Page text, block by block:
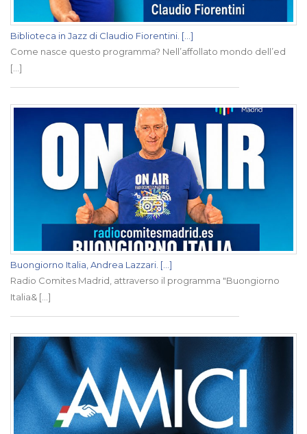
Biblioteca in Jazz di Claudio Fiorentini. [...]
Come nasce questo programma? Nell’affollato mondo dell’ed
[...]
Buongiorno Italia, Andrea Lazzari. [...]
Radio Comites Madrid, attraverso il programma "Buongiorno
Italia& [...]